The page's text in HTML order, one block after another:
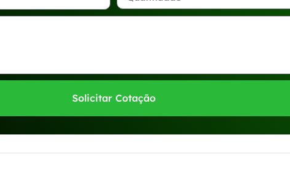
Solicitar Cotação